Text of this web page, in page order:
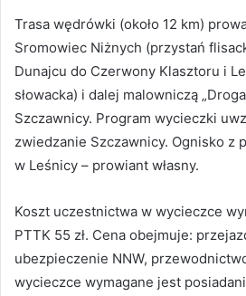
Trasa wędrówki (około 12 km)
Sromowiec Niżnych (przystań
Dunajcu do Czerwony Klasztoru i
słowacka) i dalej malowniczą
Szczawnicy. Program wycieczki
zwiedzanie Szczawnicy. Ognisko z
w Leśnicy – prowiant własny.
Koszt uczestnictwa w wycieczce
PTTK 55 zł. Cena obejmuje:
ubezpieczenie NNW,
wycieczce wymagane jest